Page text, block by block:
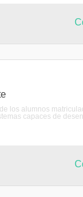
los alumnos
capaces de